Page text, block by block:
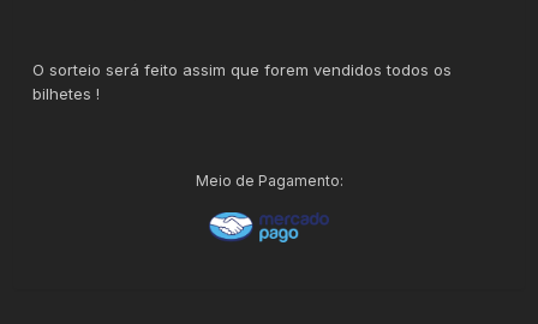
O sorteio será feito assim que forem vendidos todos os
bilhetes !
Meio de Pagamento: